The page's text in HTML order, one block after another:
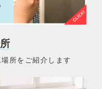
所をご紹介します